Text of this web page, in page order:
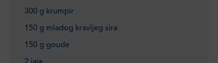
300 g krumpir
150 g mladog kravljeg sira
150 g goude